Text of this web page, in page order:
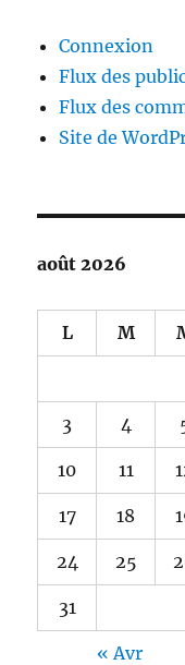
Connexion
Flux des
Flux des
Site de
août 2026
L M
3 4
10 11
17 18
24 25
31
« Avr